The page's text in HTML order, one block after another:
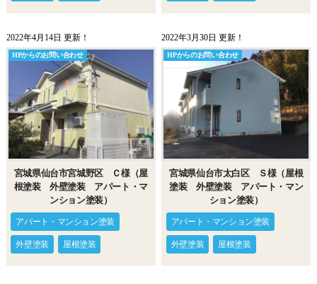
2022年4月14日 更新！
HPからのお問い合わせ
宮城県仙台市宮城野区 Ｃ様（屋
根塗装 外壁塗装 アパート・マ
ンション塗装）
アパート・マンション塗装
外壁塗装 屋根塗装
2022年3月30日 更新！
HPからのお問い合わせ
宮城県仙台市太白区 Ｓ様（屋根
塗装 外壁塗装 アパート・マン
ション塗装）
アパート・マンション塗装
外壁塗装 屋根塗装